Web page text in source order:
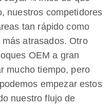
nuestros competidores
tan rápido como
atrasados. Otro
OEM a gran
mucho tiempo, pero
empezar estos
nuestro flujo de